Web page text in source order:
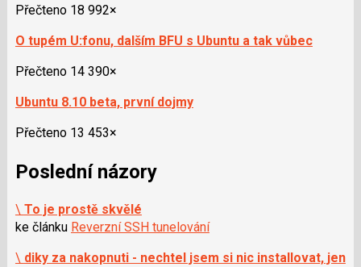
Přečteno 18 992×
O tupém U:fonu, dalším BFU s Ubuntu a tak vůbec
Přečteno 14 390×
Ubuntu 8.10 beta, první dojmy
Přečteno 13 453×
Poslední názory
\ To je prostě skvělé
ke článku Reverzní SSH tunelování
\ diky za nakopnuti - nechtel jsem si nic installovat, jen